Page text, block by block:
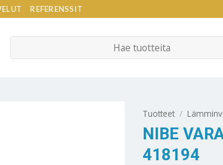
REFERENSSIT
Tuotteet /
NIBE
418194